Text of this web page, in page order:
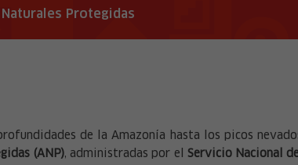
Protegidas
de la Amazonía hasta los picos
(ANP), administradas por el Servicio Nacional